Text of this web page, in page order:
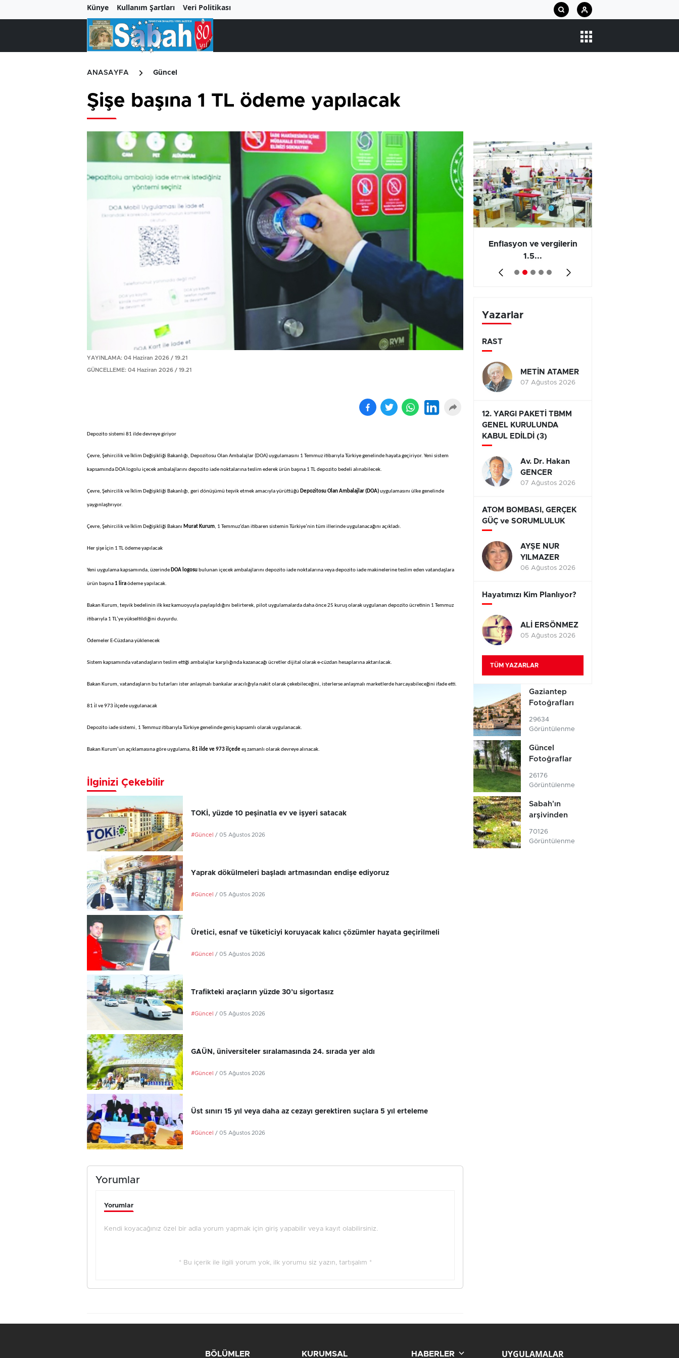
Künye Kullanım Şartları Veri Politikası
ANASAYFA Güncel
Şişe başına 1 TL ödeme yapılacak
YAYINLAMA: 04 Haziran 2026 / 19.21
GÜNCELLEME: 04 Haziran 2026 / 19.21
Depozito sistemi 81 ilde devreye giriyor
Çevre, Şehircilik ve İklim Değişikliği Bakanlığı, Depozitosu Olan Ambalajlar (DOA) uygulamasını 1 Temmuz itibarıyla Türkiye genelinde hayata geçiriyor. Yeni sistem
kapsamında DOA logolu içecek ambalajlarını depozito iade noktalarına teslim ederek ürün başına 1 TL depozito bedeli alınabilecek.
Çevre, Şehircilik ve İklim Değişikliği Bakanlığı, geri dönüşümü teşvik etmek amacıyla yürüttüğü Depozitosu Olan Ambalajlar (DOA)uygulamasını ülke genelinde
yaygınlaştırıyor.
Çevre, Şehircilik ve İklim Değişikliği Bakanı Murat Kurum, 1 Temmuz’dan itibaren sistemin Türkiye’nin tüm illerinde uygulanacağını açıkladı.
Her şişe i̇çin 1 TL ödeme yapılacak
Yeni uygulama kapsamında, üzerinde DOA logosu bulunan içecek ambalajlarını depozito iade noktalarına veya depozito iade makinelerine teslim eden vatandaşlara
ürün başına 1 liraödeme yapılacak.
Bakan Kurum, teşvik bedelinin ilk kez kamuoyuyla paylaşıldığını belirterek, pilot uygulamalarda daha önce 25 kuruş olarak uygulanan depozito ücretinin 1 Temmuz
itibarıyla 1 TL’ye yükseltildiğini duyurdu.
Ödemeler E-Cüzdana yüklenecek
Sistem kapsamında vatandaşların teslim ettiği ambalajlar karşılığında kazanacağı ücretler dijital olarak e-cüzdan hesaplarına aktarılacak.
Bakan Kurum, vatandaşların bu tutarları ister anlaşmalı bankalar aracılığıyla nakit olarak çekebileceğini, isterlerse anlaşmalı marketlerde harcayabileceğini ifade etti.
81 i̇l ve 973 i̇lçede uygulanacak
Depozito iade sistemi, 1 Temmuz itibarıyla Türkiye genelinde geniş kapsamlı olarak uygulanacak.
Bakan Kurum’un açıklamasına göre uygulama, 81 ilde ve 973 ilçedeeş zamanlı olarak devreye alınacak.
İlginizi Çekebilir
TOKİ, yüzde 10 peşinatla ev ve işyeri satacak
#Güncel / 05 Ağustos 2026
Yaprak dökülmeleri başladı artmasından endişe ediyoruz
#Güncel / 05 Ağustos 2026
Üretici, esnaf ve tüketiciyi koruyacak kalıcı çözümler hayata geçirilmeli
#Güncel / 05 Ağustos 2026
Trafikteki araçların yüzde 30’u sigortasız
#Güncel / 05 Ağustos 2026
GAÜN, üniversiteler sıralamasında 24. sırada yer aldı
#Güncel / 05 Ağustos 2026
Üst sınırı 15 yıl veya daha az cezayı gerektiren suçlara 5 yıl erteleme
#Güncel / 05 Ağustos 2026
Yorumlar
Yorumlar
Kendi koyacağınız özel bir adla yorum yapmak için giriş yapabilir veya kayıt olabilirsiniz.
* Bu içerik ile ilgili yorum yok, ilk yorumu siz yazın, tartışalım *
Birçok uyku hastalığının
tan...
En ucuz sigara 120 TL, en
Enflasyon ve vergilerin
1.5...
Yazarlar
RAST
METİN ATAMER
07 Ağustos 2026
12. YARGI PAKETİ TBMM
GENEL KURULUNDA
KABUL EDİLDİ (3)
Av. Dr. Hakan
GENCER
07 Ağustos 2026
ATOM BOMBASI, GERÇEK
GÜÇ ve SORUMLULUK
AYŞE NUR
YILMAZER
06 Ağustos 2026
Hayatımızı Kim Planlıyor?
ALİ ERSÖNMEZ
05 Ağustos 2026
TÜM YAZARLAR
Gaziantep
Fotoğrafları
29634
Görüntülenme
Güncel
Fotoğraflar
26176
Görüntülenme
Sabah'ın
arşivinden
70126
Görüntülenme
BÖLÜMLER KURUMSAL HABERLER UYGULAMALAR